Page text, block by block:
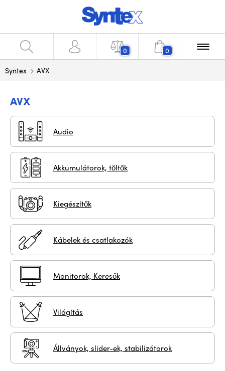
0 0
Syntex AVX
AVX
Audio
Akkumulátorok, töltők
Kiegészítők
Kábelek és csatlakozók
Monitorok, Keresők
Világítás
Állványok, slider-ek, stabilizátorok